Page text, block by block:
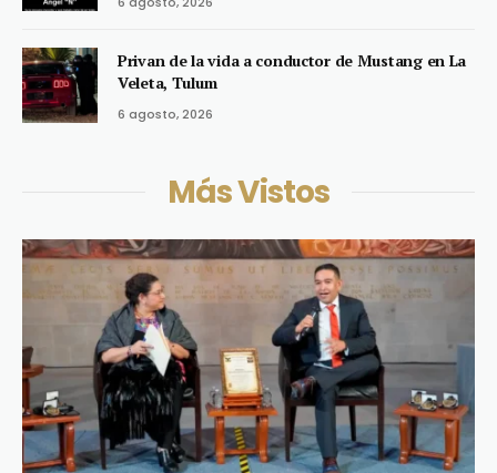
Privan de la vida a conductor de Mustang en La
Veleta, Tulum
6 agosto, 2026
Más Vistos